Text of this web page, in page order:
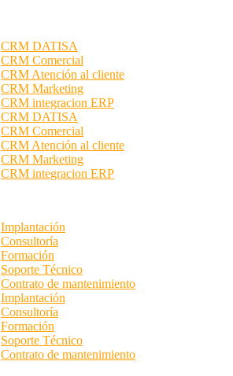
CRM DATISA
CRM Comercial
CRM Atención al cliente
CRM Marketing
CRM integracion ERP
CRM DATISA
CRM Comercial
CRM Atención al cliente
CRM Marketing
CRM integracion ERP
Implantación
Consultoría
Formación
Soporte Técnico
Contrato de mantenimiento
Implantación
Consultoría
Formación
Soporte Técnico
Contrato de mantenimiento